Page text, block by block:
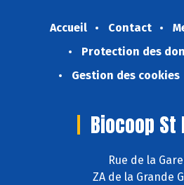
Accueil Contact
Protection des
Gestion des cookies
Biocoop
Rue de la
ZA de la Grande